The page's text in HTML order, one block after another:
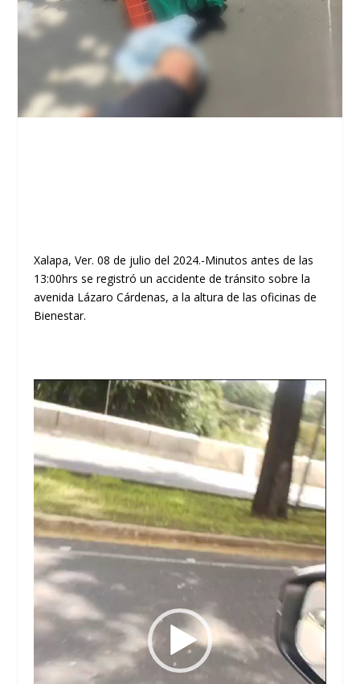
Xalapa, Ver. 08 de julio del 2024.-Minutos antes de las
13:00hrs se registró un accidente de tránsito sobre la
avenida Lázaro Cárdenas, a la altura de las oficinas de
Bienestar.
Reproductor
de
vídeo